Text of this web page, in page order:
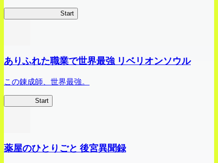
Start
ありふれた職業で世界最強 リベリオンソウル
この錬成師、世界最強。
Start
薬屋のひとりごと 後宮異聞録